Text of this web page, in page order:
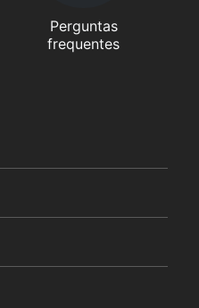
Perguntas
frequentes